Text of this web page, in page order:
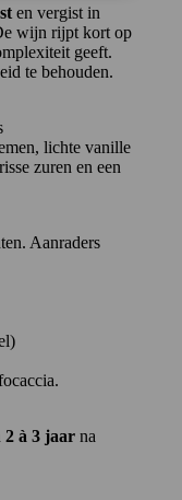
en vergist in
wijn rijpt kort op
geeft.
te behouden.
lichte vanille
zuren en een
Aanraders
2 à 3 jaar na